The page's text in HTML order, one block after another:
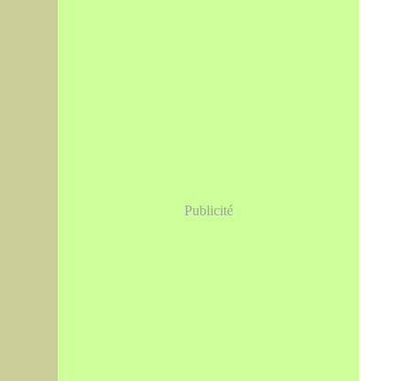
Publicité